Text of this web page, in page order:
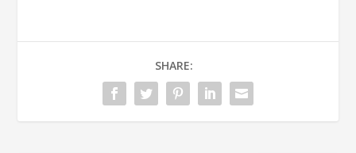
SHARE: